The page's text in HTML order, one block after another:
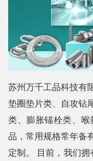
苏州万千工品科技有
垫圈垫片类、自攻钻
类、膨胀锚栓类、
品，常用规格常年备
定制。 目前，我们